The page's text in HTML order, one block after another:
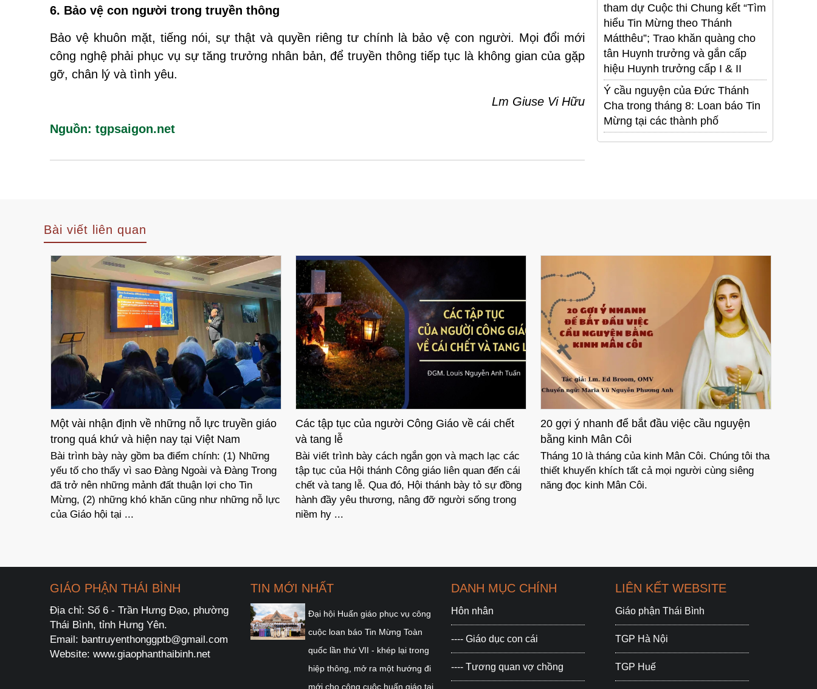
6. Bảo vệ con người trong truyền thông
Bảo vệ khuôn mặt, tiếng nói, sự thật và quyền riêng tư chính là bảo vệ con người. Mọi đổi mới
công nghệ phải phục vụ sự tăng trưởng nhân bản, để truyền thông tiếp tục là không gian của gặp
gỡ, chân lý và tình yêu.
Lm Giuse Vi Hữu
Nguồn: tgpsaigon.net
tham dự Cuộc thi Chung kết “Tìm
hiểu Tin Mừng theo Thánh
Mátthêu”; Trao khăn quàng cho
tân Huynh trưởng và gắn cấp
hiệu Huynh trưởng cấp I & II
Ý cầu nguyện của Đức Thánh
Cha trong tháng 8: Loan báo Tin
Mừng tại các thành phố
Bài viết liên quan
Một vài nhận định về những nỗ lực truyền giáo
trong quá khứ và hiện nay tại Việt Nam
Bài trình bày này gồm ba điểm chính: (1) Những
yếu tố cho thấy vì sao Đàng Ngoài và Đàng Trong
đã trở nên những mảnh đất thuận lợi cho Tin
Mừng, (2) những khó khăn cũng như những nỗ lực
của Giáo hội tại ...
Các tập tục của người Công Giáo về cái chết
và tang lễ
Bài viết trình bày cách ngắn gọn và mạch lạc các
tập tục của Hội thánh Công giáo liên quan đến cái
chết và tang lễ. Qua đó, Hội thánh bày tỏ sự đồng
hành đầy yêu thương, nâng đỡ người sống trong
niềm hy ...
20 gợi ý nhanh để bắt đầu việc cầu nguyện
bằng kinh Mân Côi
Tháng 10 là tháng của kinh Mân Côi. Chúng tôi tha
thiết khuyến khích tất cả mọi người cùng siêng
năng đọc kinh Mân Côi.
GIÁO PHẬN THÁI BÌNH
Địa chỉ: Số 6 - Trần Hưng Đạo, phường
Thái Bình, tỉnh Hưng Yên.
Email: bantruyenthonggptb@gmail.com
Website: www.giaophanthaibinh.net
TIN MỚI NHẤT
Đại hội Huấn giáo phục vụ công
cuộc loan báo Tin Mừng Toàn
quốc lần thứ VII - khép lại trong
hiệp thông, mở ra một hướng đi
mới cho công cuộc huấn giáo tại
DANH MỤC CHÍNH
Hôn nhân
---- Giáo dục con cái
---- Tương quan vợ chồng
LIÊN KẾT WEBSITE
Giáo phận Thái Bình
TGP Hà Nội
TGP Huế